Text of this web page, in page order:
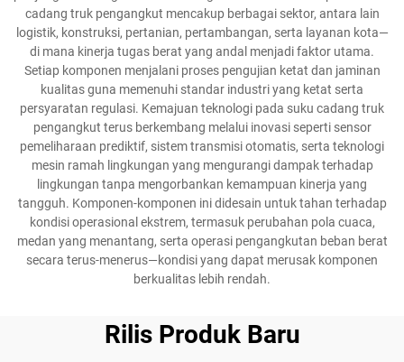
cadang truk pengangkut mencakup berbagai sektor, antara lain
logistik, konstruksi, pertanian, pertambangan, serta layanan kota—
di mana kinerja tugas berat yang andal menjadi faktor utama.
Setiap komponen menjalani proses pengujian ketat dan jaminan
kualitas guna memenuhi standar industri yang ketat serta
persyaratan regulasi. Kemajuan teknologi pada suku cadang truk
pengangkut terus berkembang melalui inovasi seperti sensor
pemeliharaan prediktif, sistem transmisi otomatis, serta teknologi
mesin ramah lingkungan yang mengurangi dampak terhadap
lingkungan tanpa mengorbankan kemampuan kinerja yang
tangguh. Komponen-komponen ini didesain untuk tahan terhadap
kondisi operasional ekstrem, termasuk perubahan pola cuaca,
medan yang menantang, serta operasi pengangkutan beban berat
secara terus-menerus—kondisi yang dapat merusak komponen
berkualitas lebih rendah.
Rilis Produk Baru